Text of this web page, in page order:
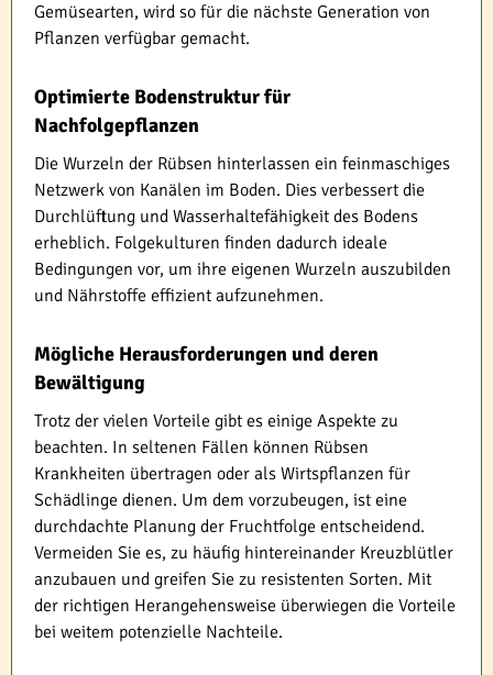
Gemüsearten, wird so für die nächste Generation von
Pflanzen verfügbar gemacht.
Optimierte Bodenstruktur für
Nachfolgepflanzen
Die Wurzeln der Rübsen hinterlassen ein feinmaschiges
Netzwerk von Kanälen im Boden. Dies verbessert die
Durchlüftung und Wasserhaltefähigkeit des Bodens
erheblich. Folgekulturen finden dadurch ideale
Bedingungen vor, um ihre eigenen Wurzeln auszubilden
und Nährstoffe effizient aufzunehmen.
Mögliche Herausforderungen und deren
Bewältigung
Trotz der vielen Vorteile gibt es einige Aspekte zu
beachten. In seltenen Fällen können Rübsen
Krankheiten übertragen oder als Wirtspflanzen für
Schädlinge dienen. Um dem vorzubeugen, ist eine
durchdachte Planung der Fruchtfolge entscheidend.
Vermeiden Sie es, zu häufig hintereinander Kreuzblütler
anzubauen und greifen Sie zu resistenten Sorten. Mit
der richtigen Herangehensweise überwiegen die Vorteile
bei weitem potenzielle Nachteile.